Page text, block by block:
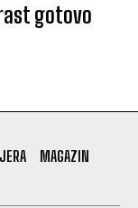
gotovo
MAGAZIN